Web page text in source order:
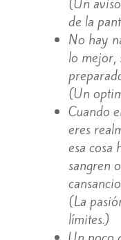
de la
No hay
lo mejor,
(Un
Cuando
eres
esa cosa
sangren
(La
límites.)